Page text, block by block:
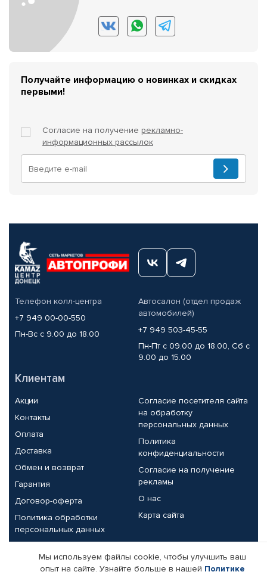
Получайте информацию о новинках и скидках
первыми!
Согласие на получение рекламно-
информационных рассылок
Телефон колл-центра
+7 949 00-00-550
Пн-Вс с 9.00 до 18.00
Автосалон (отдел продаж
автомобилей)
+7 949 503-45-55
Пн-Пт с 09.00 до 18.00, Сб с
9.00 до 15.00
Клиентам
Акции
Контакты
Оплата
Доставка
Обмен и возврат
Гарантия
Договор-оферта
Политика обработки
персональных данных
Согласие посетителя сайта
на обработку
персональных данных
Политика
конфиденциальности
Согласие на получение
рекламы
О нас
Карта сайта
Партнерам
Мы используем файлы cookie, чтобы улучшить ваш
опыт на сайте. Узнайте больше в нашей Политике